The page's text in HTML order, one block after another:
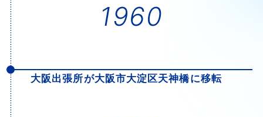
1960
大阪出張所が大阪市大淀区天神橋に移転